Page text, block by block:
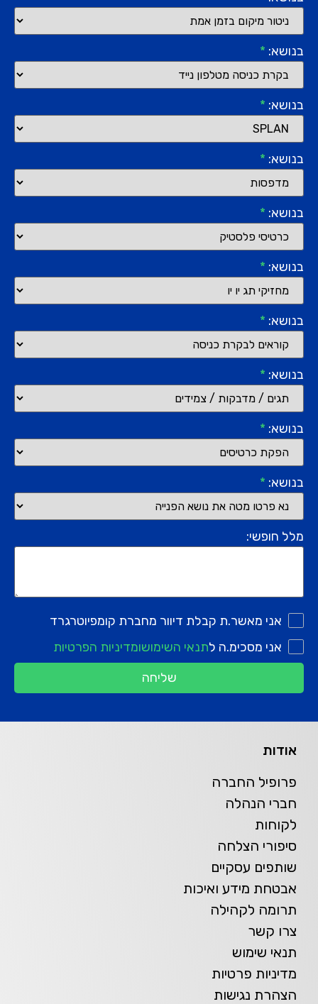
בנושא: *
בנושא: *
בנושא: *
בנושא: *
בנושא: *
בנושא: *
בנושא: *
בנושא: *
בנושא: *
מלל חופשי:
אני מאשר.ת קבלת דיוור מחברת קומפיוטרגרד
אני מסכימ.ה לתנאי השימושומדיניות הפרטיות
שליחה
אודות
פרופיל החברה
חברי הנהלה
לקוחות
סיפורי הצלחה
שותפים עסקיים
אבטחת מידע ואיכות
תרומה לקהילה
צרו קשר
תנאי שימוש
מדיניות פרטיות
הצהרת נגישות